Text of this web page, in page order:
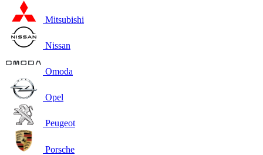
Mitsubishi
Nissan
Omoda
Opel
Peugeot
Porsche